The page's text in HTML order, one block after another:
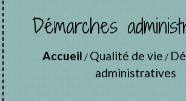
Démarches
Accueil / Qualité de vie /
administratives